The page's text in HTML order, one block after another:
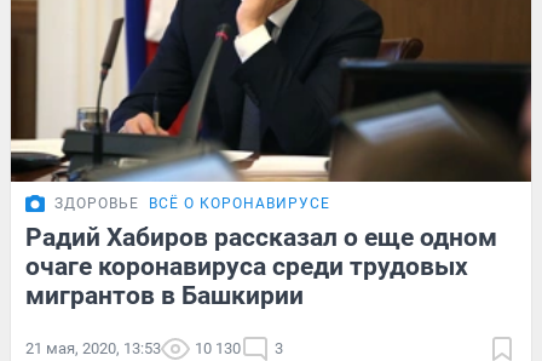
ЗДОРОВЬЕ ВСЁ О КОРОНАВИРУСЕ
Радий Хабиров рассказал о еще одном
очаге коронавируса среди трудовых
мигрантов в Башкирии
21 мая, 2020, 13:53 10 130 3